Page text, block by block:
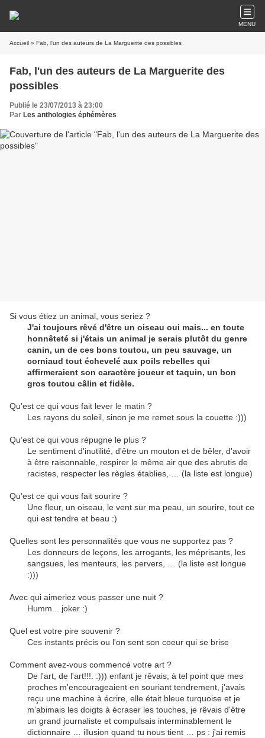
MENU
Accueil » Fab, l'un des auteurs de La Marguerite des possibles
Fab, l'un des auteurs de La Marguerite des
possibles
Publié le 23/07/2013 à 23:00
Par Les anthologies éphémères
Si vous étiez un animal, vous seriez ?
J'ai toujours rêvé d'être un oiseau oui mais... en toute
honnêteté si j'étais un animal je serais plutôt du genre
canin, un de ces bons toutou, un peu sauvage, un
corniaud tout échevelé aux poils rebelles qui
affirmeraient son caractère joueur et taquin, un bon
gros toutou câlin et fidèle.
Qu’est ce qui vous fait lever le matin ?
Les rayons du soleil, sinon je me remet sous la couette :)))
Qu’est ce qui vous répugne le plus ?
Le sentiment d'inutilité, d'être un mouton et de bêler, d'avoir
à être raisonnable, respirer le même air que des abrutis de
racistes, respecter les règles établies, … (la liste est longue)
Qu’est ce qui vous fait sourire ?
Une fleur, un oiseau, le vent sur ma peau, un sourire, tout ce
qui est tendre et beau :)
Quelles sont les personnalités que vous ne supportez pas ?
Les donneurs de leçons, les arrogants, les méprisants, les
sangsues, les menteurs, les pervers, … (la liste est longue
:)))
Avec qui aimeriez vous passer une nuit ?
Humm... joker :)
Quel est votre pire souvenir ?
Ces instants précis ou l'on sent son coeur qui se brise
Comment avez-vous commencé votre art ?
De l'art, de l'art!!!. :))) enfant je rêvais, à tel point que mes
proches m'encourageaient en souriant tendrement, j'avais
reçu une machine à écrire, elle était bleue turquoise et je
m'abimais les doigts à écraser les touches, je rêvais d'être
un grand journaliste et compulsais interminablement le
dictionnaire … illusion quand tu nous tient … ps : j'ai remis